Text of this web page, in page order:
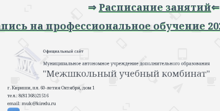
Расписание занятий⇐
Запись на профессиональное
г. Кириши, пл. 60-летия Октября, дом 1
тел.: 8(81368)21516
email: muk@kiredu.ru